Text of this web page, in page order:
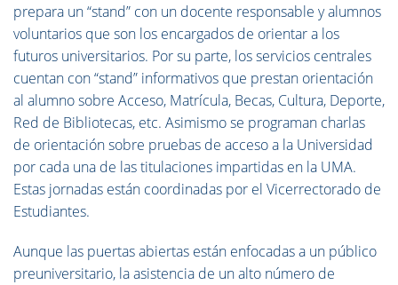
prepara un “stand” con un docente responsable y alumnos
voluntarios que son los encargados de orientar a los
futuros universitarios. Por su parte, los servicios centrales
cuentan con “stand” informativos que prestan orientación
al alumno sobre Acceso, Matrícula, Becas, Cultura, Deporte,
Red de Bibliotecas, etc. Asimismo se programan charlas
de orientación sobre pruebas de acceso a la Universidad
por cada una de las titulaciones impartidas en la UMA.
Estas jornadas están coordinadas por el Vicerrectorado de
Estudiantes.
Aunque las puertas abiertas están enfocadas a un público
preuniversitario, la asistencia de un alto número de